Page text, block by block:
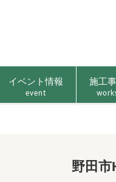
イベント情報
event
施工
野田市